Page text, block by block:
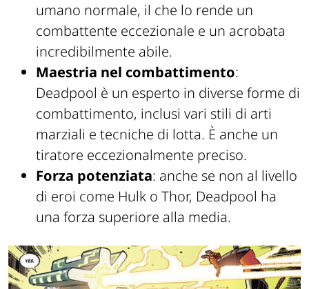
umano normale, il che lo rende un
combattente eccezionale e un acrobata
incredibilmente abile.
Maestria nel combattimento:
Deadpool è un esperto in diverse forme di
combattimento, inclusi vari stili di arti
marziali e tecniche di lotta. È anche un
tiratore eccezionalmente preciso.
Forza potenziata: anche se non al livello
di eroi come Hulk o Thor, Deadpool ha
una forza superiore alla media.